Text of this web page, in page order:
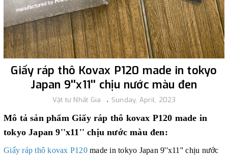
Giấy ráp thô Kovax P120 made in tokyo
Japan 9''x11'' chịu nước màu đen
Vật tư Nhất Gia Sunday, April, 2023
Mô tả sản phẩm Giấy ráp thô kovax P120 made in
tokyo Japan 9''x11'' chịu nước màu đen:
Giấy ráp thô kovax P120made in tokyo Japan 9''x11'' chịu nước